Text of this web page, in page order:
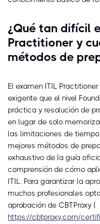
¿Qué tan difícil
Practitioner y
métodos de
El examen ITIL
exigente que el nivel
práctica y resolución de
en lugar de solo
las limitaciones de
mejores métodos de
exhaustivo de la guía
comprensión de cómo
ITIL. Para garantizar la
muchos profesionales
aprobación de CBTProxy (
https://cbtproxy.com/